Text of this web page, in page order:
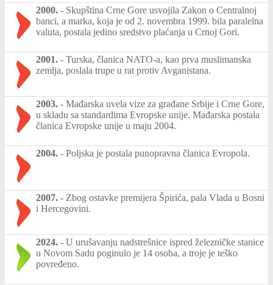
2000. - Skupština Crne Gore usvojila Zakon o Centralnoj
banci, a marka, koja je od 2. novembra 1999. bila paralelna
valuta, postala jedino sredstvo plaćanja u Crnoj Gori.
2001. - Turska, članica NATO-a, kao prva muslimanska
zemlja, poslala trupe u rat protiv Avganistana.
2003. - Mađarska uvela vize za građane Srbije i Crne Gore,
u skladu sa standardima Evropske unije. Mađarska postala
članica Evropske unije u maju 2004.
2004. - Poljska je postala punopravna članica Evropola.
2007. - Zbog ostavke premijera Špirića, pala Vlada u Bosni
i Hercegovini.
2024. - U urušavanju nadstrešnice ispred železničke stanice
u Novom Sadu poginulo je 14 osoba, a troje je teško
povređeno.